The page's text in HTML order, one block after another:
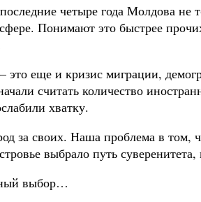
четыре года Молдова
Понимают это быстрее
это еще и кризис миграции,
считать количество
хватку.
за своих. Наша проблема в том,
выбрало путь
выбор…